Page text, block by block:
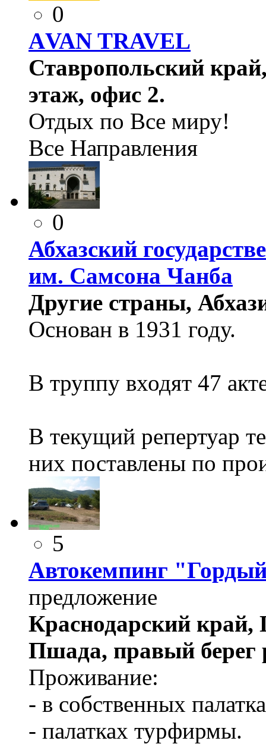
0
АVAN TRAVEL
Ставропольский
этаж, офис 2.
Отдых по Все миру!
Все Направления
0
Абхазский
им. Самсона Чанба
Другие страны,
Основан в 1931 году.
В труппу входят 47
В текущий репертуар
них поставлены по
5
Автокемпинг
предложение
Краснодарский край,
Пшада, правый
Проживание:
- в собственных
- палатках турфирмы.